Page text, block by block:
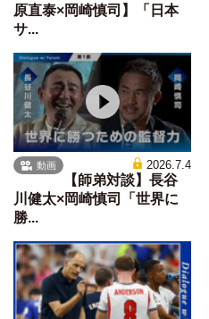
原直泰×岡崎慎司】「日本
サ...
動画 2026.7.4
【師弟対談】長谷
川健太×岡崎慎司「世界に
勝...